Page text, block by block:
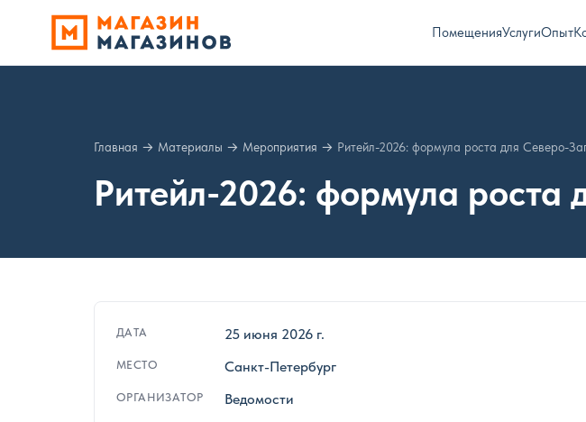
ПомещенияУслугиОпыт
Главная → Материалы → Мероприятия → Ритейл-2026: формула роста для Северо-
Ритейл-2026: формула роста
ДАТА 25 июня 2026 г.
МЕСТО Санкт-Петербург
ОРГАНИЗАТОР Ведомости